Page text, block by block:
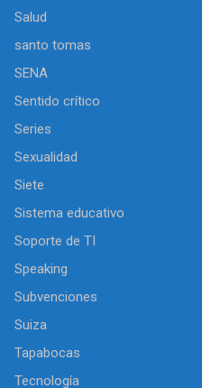
Salud
santo tomas
SENA
Sentido crítico
Series
Sexualidad
Siete
Sistema educativo
Soporte de TI
Speaking
Subvenciones
Suiza
Tapabocas
Tecnología